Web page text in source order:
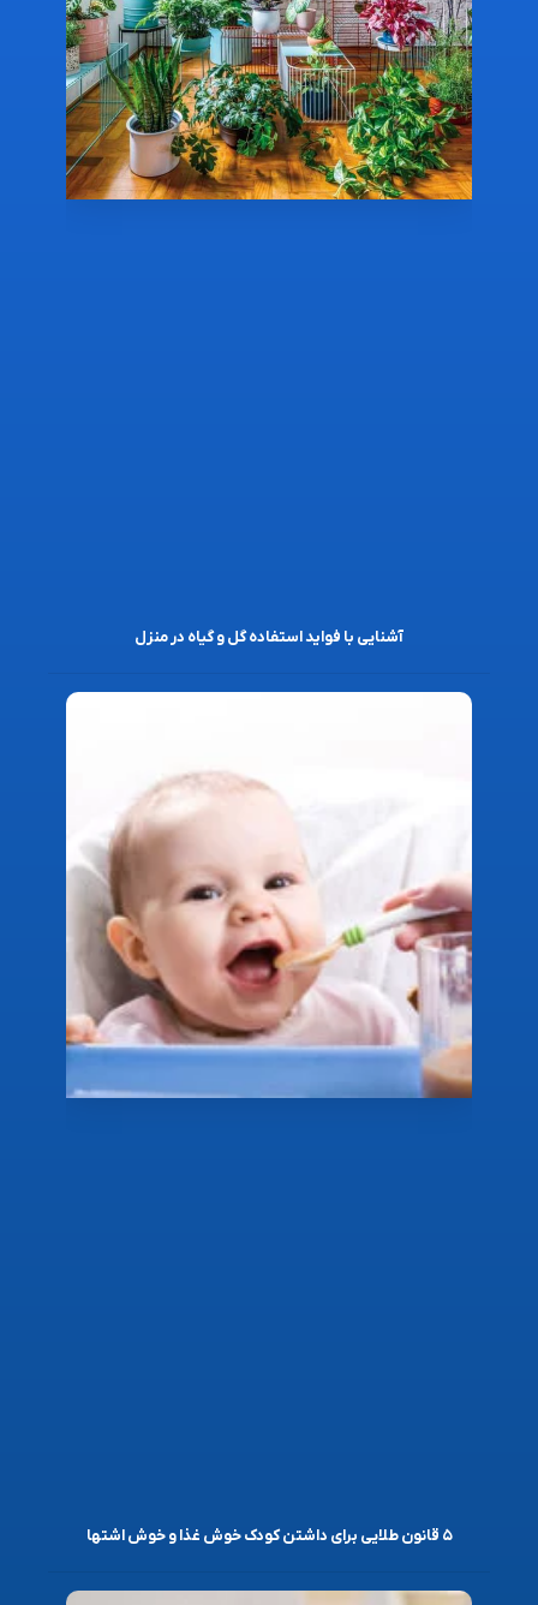
آشنایی با فواید استفاده گل و گیاه در منزل
۵ قانون طلایی برای داشتن کودک خوش غذا و خوش اشتها